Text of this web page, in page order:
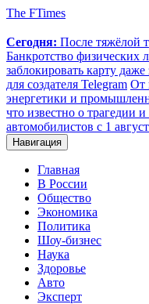
The FTimes
Сегодня: После тяжёлой
Банкротство физических
заблокировать карту
для создателя Telegram От
энергетики и
что известно о трагедии
автомобилистов с 1
Навигация
Главная
В России
Общество
Экономика
Политика
Шоу-бизнес
Наука
Здоровье
Авто
Эксперт